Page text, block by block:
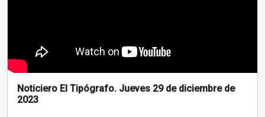
Noticiero El Tipógrafo. Jueves 29 de diciembre de
2023